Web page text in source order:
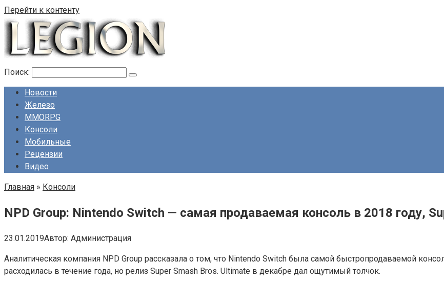
Перейти к контенту
Поиск:
Новости
Железо
MMORPG
Консоли
Мобильные
Рецензии
Видео
Главная » Консоли
NPD Group: Nintendo Switch — самая продаваемая консоль в 2018 году,
23.01.2019Автор: Администрация
Аналитическая компания NPD Group рассказала о том, что Nintendo Switch была самой быстропродаваемой
расходилась в течение года, но релиз Super Smash Bros. Ultimate в декабре дал ощутимый толчок.